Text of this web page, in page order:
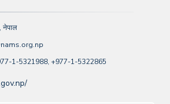
नेपाल
1-5321988, +977-1-5322865